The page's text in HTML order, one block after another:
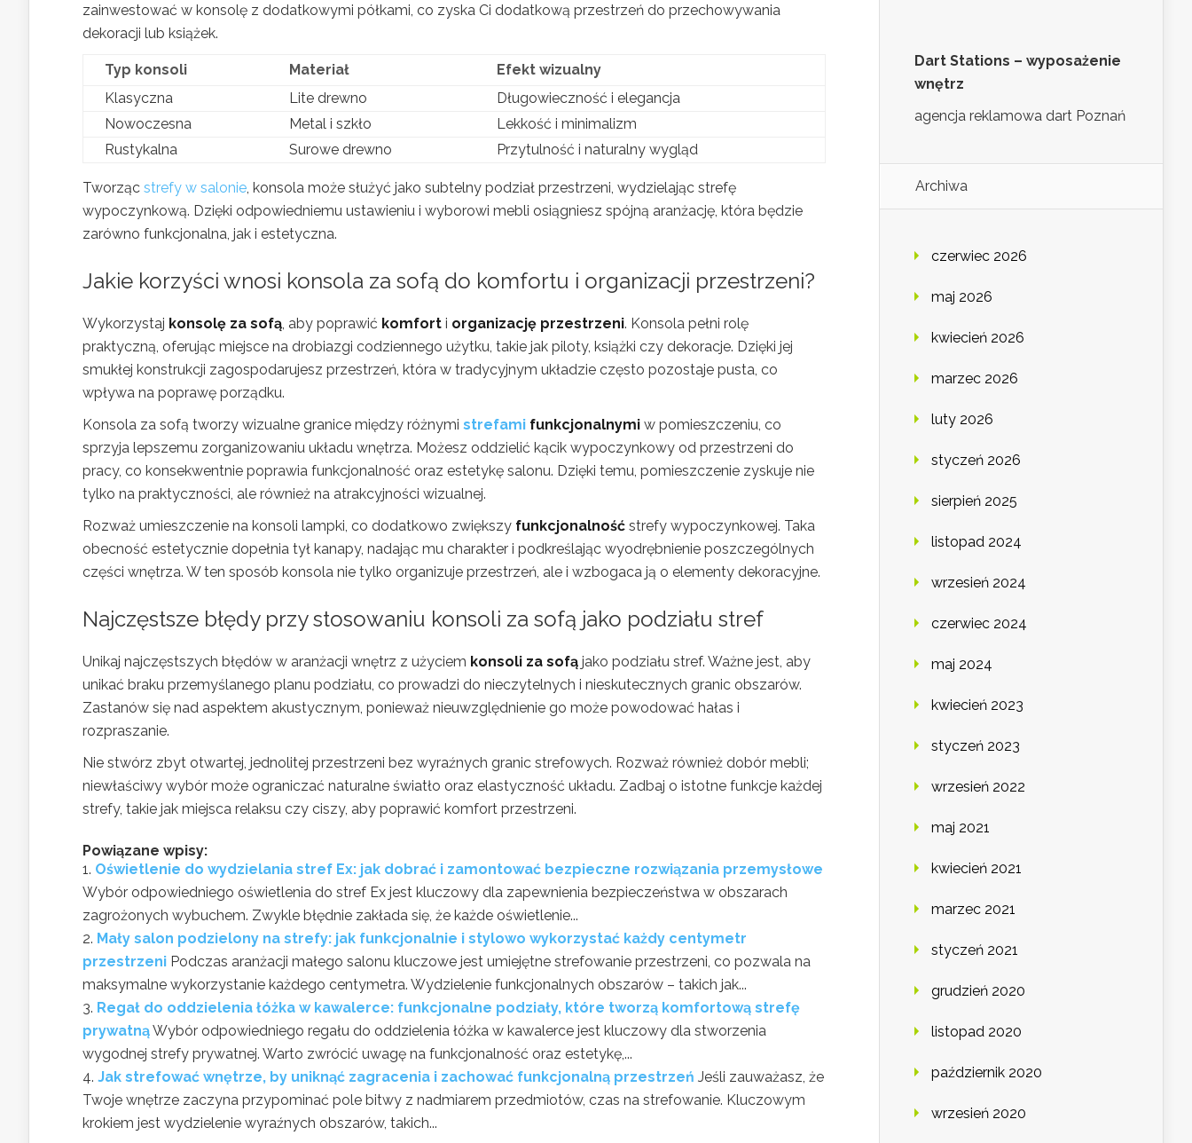
zainwestować w konsolę z dodatkowymi półkami, co zyska Ci dodatkową przestrzeń do przechowywania
dekoracji lub książek.
Typ konsoli Materiał
Efekt wizualny
Klasyczna
Lite drewno
Długowieczność i elegancja
Nowoczesna
Metal i szkło
Lekkość i minimalizm
Rustykalna
Surowe drewno Przytulność i naturalny wygląd
Tworząc strefy w salonie , konsola może służyć jako subtelny podział przestrzeni, wydzielając strefę
wypoczynkową. Dzięki odpowiedniemu ustawieniu i wyborowi mebli osiągniesz spójną aranżację, która będzie
zarówno funkcjonalna, jak i estetyczna.
Jakie korzyści wnosi konsola za sofą do komfortu i organizacji przestrzeni?
Wykorzystaj konsolę za sofą , aby poprawić komfort i organizację przestrzeni. Konsola pełni rolę
praktyczną, oferując miejsce na drobiazgi codziennego użytku, takie jak piloty, książki czy dekoracje. Dzięki jej
smukłej konstrukcji zagospodarujesz przestrzeń, która w tradycyjnym układzie często pozostaje pusta, co
wpływa na poprawę porządku.
Konsola za sofą tworzy wizualne granice między różnymi strefami funkcjonalnymi w pomieszczeniu, co
sprzyja lepszemu zorganizowaniu układu wnętrza. Możesz oddzielić kącik wypoczynkowy od przestrzeni do
pracy, co konsekwentnie poprawia funkcjonalność oraz estetykę salonu. Dzięki temu, pomieszczenie zyskuje nie
tylko na praktyczności, ale również na atrakcyjności wizualnej.
Rozważ umieszczenie na konsoli lampki, co dodatkowo zwiększy funkcjonalność strefy wypoczynkowej. Taka
obecność estetycznie dopełnia tył kanapy, nadając mu charakter i podkreślając wyodrębnienie poszczególnych
części wnętrza. W ten sposób konsola nie tylko organizuje przestrzeń, ale i wzbogaca ją o elementy dekoracyjne.
Najczęstsze błędy przy stosowaniu konsoli za sofą jako podziału stref
Unikaj najczęstszych błędów w aranżacji wnętrz z użyciem konsoli za sofą jako podziału stref. Ważne jest, aby
unikać braku przemyślanego planu podziału, co prowadzi do nieczytelnych i nieskutecznych granic obszarów.
Zastanów się nad aspektem akustycznym, ponieważ nieuwzględnienie go może powodować hałas i
rozpraszanie.
Nie stwórz zbyt otwartej, jednolitej przestrzeni bez wyraźnych granic strefowych. Rozważ również dobór mebli;
niewłaściwy wybór może ograniczać naturalne światło oraz elastyczność układu. Zadbaj o istotne funkcje każdej
strefy, takie jak miejsca relaksu czy ciszy, aby poprawić komfort przestrzeni.
Powiązane wpisy:
Oświetlenie do wydzielania stref Ex: jak dobrać i zamontować bezpieczne rozwiązania przemysłowe
Wybór odpowiedniego oświetlenia do stref Ex jest kluczowy dla zapewnienia bezpieczeństwa w obszarach
zagrożonych wybuchem. Zwykle błędnie zakłada się, że każde oświetlenie...
Mały salon podzielony na strefy: jak funkcjonalnie i stylowo wykorzystać każdy centymetr
przestrzeni Podczas aranżacji małego salonu kluczowe jest umiejętne strefowanie przestrzeni, co pozwala na
maksymalne wykorzystanie każdego centymetra. Wydzielenie funkcjonalnych obszarów – takich jak...
Regał do oddzielenia łóżka w kawalerce: funkcjonalne podziały, które tworzą komfortową strefę
prywatnąWybór odpowiedniego regału do oddzielenia łóżka w kawalerce jest kluczowy dla stworzenia
wygodnej strefy prywatnej. Warto zwrócić uwagę na funkcjonalność oraz estetykę,...
Jak strefować wnętrze, by uniknąć zagracenia i zachować funkcjonalną przestrzeń Jeśli zauważasz, że
Twoje wnętrze zaczyna przypominać pole bitwy z nadmiarem przedmiotów, czas na strefowanie. Kluczowym
krokiem jest wydzielenie wyraźnych obszarów, takich...
Dart Stations – wyposażenie
wnętrz
agencja reklamowa dart Poznań
Archiwa
czerwiec 2026
maj 2026
kwiecień 2026
marzec 2026
luty 2026
styczeń 2026
sierpień 2025
listopad 2024
wrzesień 2024
czerwiec 2024
maj 2024
kwiecień 2023
styczeń 2023
wrzesień 2022
maj 2021
kwiecień 2021
marzec 2021
styczeń 2021
grudzień 2020
listopad 2020
październik 2020
wrzesień 2020